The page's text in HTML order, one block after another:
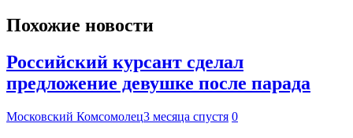
Похожие новости
Российский курсант сделал
предложение девушке после парада
Московский Комсомолец3 месяца спустя 0